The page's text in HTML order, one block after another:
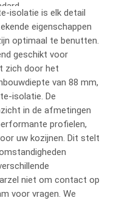
isolatie is elk detail
eigenschappen
optimaal te benutten.
geschikt voor
zich door het
van 88 mm,
isolatie. De
in de afmetingen
profielen,
uw kozijnen. Dit stelt
niet om contact op
voor vragen. We